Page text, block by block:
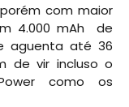
com maior
4.000 mAh de
aguenta até 36
de vir incluso o
como os